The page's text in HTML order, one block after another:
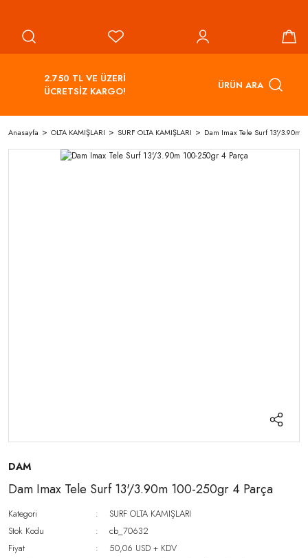
2.750 TL VE ÜZERİ
ÜCRETSİZ KARGO!
ÜRÜN ARA
Anasayfa OLTA KAMIŞLARI SURF OLTA KAMIŞLARI Dam Imax Tele Surf 13'/3.90m
DAM
Dam Imax Tele Surf 13'/3.90m 100-250gr 4 Parça
Kategori
SURF OLTA KAMIŞLARI
Stok Kodu
cb_70632
Fiyat
50,06 USD + KDV